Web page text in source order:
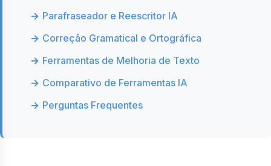
Parafraseador e Reescritor IA
Correção Gramatical e Ortográfica
Ferramentas de Melhoria de Texto
Comparativo de Ferramentas IA
Perguntas Frequentes